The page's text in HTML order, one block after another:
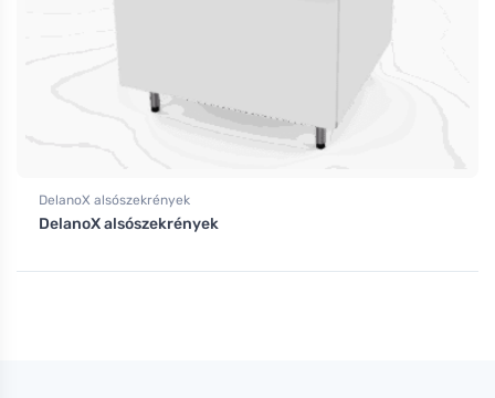
DelanoX alsószekrények
DelanoX alsószekrények